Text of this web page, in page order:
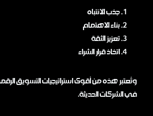
جذب الانتباه
بناء الاهتمام
تعزيز الثقة
اتخاذ قرار الشراء
وتُعتبر هذه من أقوى استراتيجيات التسويق
في الشركات الحديثة.